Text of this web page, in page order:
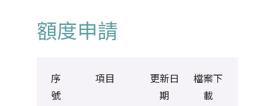
額度申請
序
號
項目
更新日
期
檔案下
載